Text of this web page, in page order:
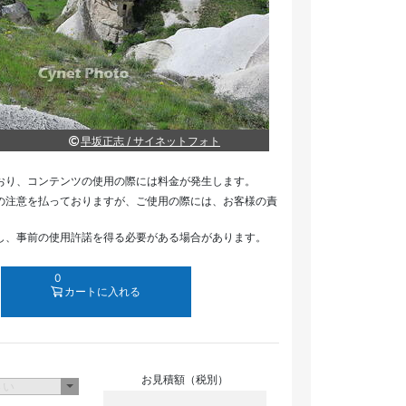
早坂正志 / サイネットフォト
、コンテンツの使用の際には料金が発生します。
意を払っておりますが、ご使用の際には、お客様の責
事前の使用許諾を得る必要がある場合があります。
0
カートに入れる
お見積額（税別）